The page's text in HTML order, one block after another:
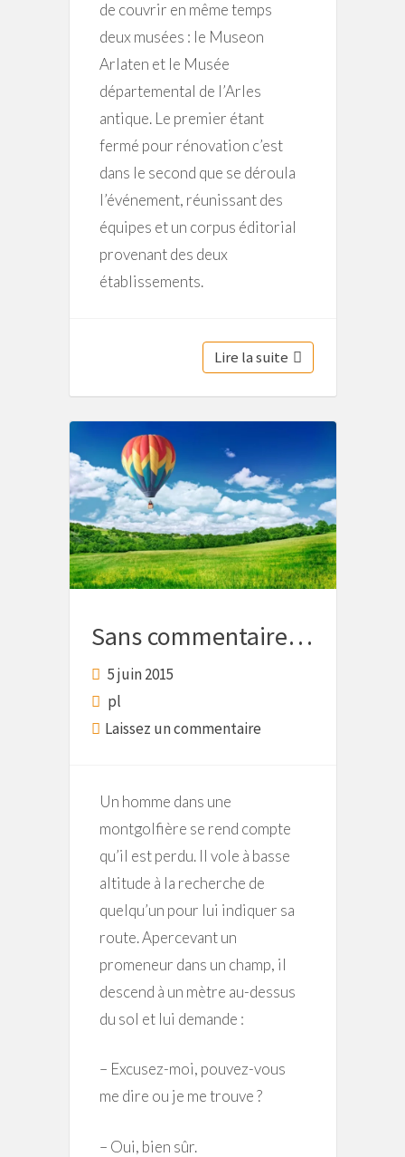
de couvrir en même temps
deux musées : le Museon
Arlaten et le Musée
départemental de l’Arles
antique. Le premier étant
fermé pour rénovation c’est
dans le second que se déroula
l’événement, réunissant des
équipes et un corpus éditorial
provenant des deux
établissements.
Lire la suite
Sans commentaire…
5 juin 2015
pl
Laissez un commentaire
Un homme dans une
montgolfière se rend compte
qu’il est perdu. Il vole à basse
altitude à la recherche de
quelqu’un pour lui indiquer sa
route. Apercevant un
promeneur dans un champ, il
descend à un mètre au-dessus
du sol et lui demande :
– Excusez-moi, pouvez-vous
me dire ou je me trouve ?
– Oui, bien sûr.